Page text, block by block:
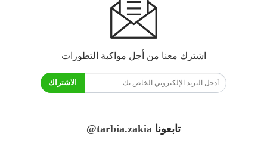
اشترك معنا من أجل مواكبة التطورات
الاشتراك
تابعونا @tarbia.zakia